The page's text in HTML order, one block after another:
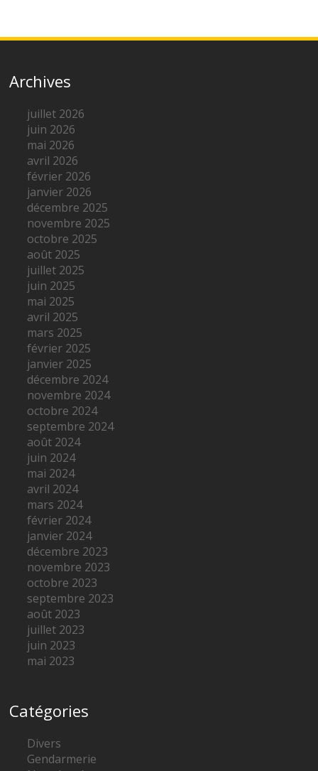
Archives
juillet 2026
juin 2026
mai 2026
avril 2026
février 2026
janvier 2026
décembre 2025
novembre 2025
octobre 2025
août 2025
juillet 2025
juin 2025
mai 2025
avril 2025
mars 2025
février 2025
janvier 2025
décembre 2024
novembre 2024
octobre 2024
septembre 2024
août 2024
juin 2024
mai 2024
avril 2024
mars 2024
février 2024
janvier 2024
décembre 2023
novembre 2023
octobre 2023
septembre 2023
août 2023
juillet 2023
juin 2023
mai 2023
Catégories
Divers
Gendarmerie